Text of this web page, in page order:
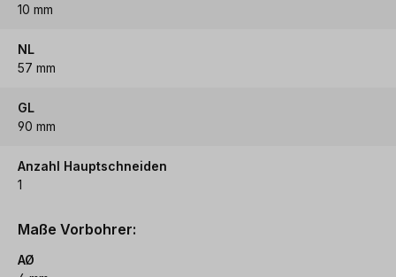
10 mm
NL
57 mm
GL
90 mm
Anzahl Hauptschneiden
1
Maße Vorbohrer:
AØ